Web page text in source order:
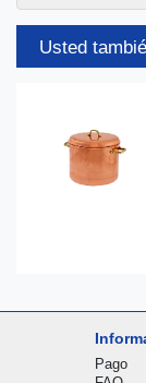
Usted
Pago